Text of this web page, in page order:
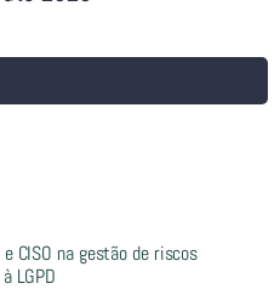
CISO na gestão de riscos
LGPD